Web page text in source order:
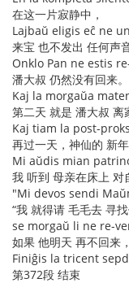
在这一片寂静中，
Lajbaŭ eligis eĉ ne
来宝 也不发出 任何声音
Onklo Pan ne estis
潘大叔 仍然没有回来。
Kaj la morgaŭa
第二天 就是 潘大叔 离
Kaj tiam la post-
再过一天，神仙的 新
Mi aŭdis mian
我 听到 母亲在床上 对
"Mi devos sendi
“我 就得请 毛毛去 寻找
se morgaŭ li ne re-
如果 他明天 再不回来，
Finiĝis la tricent
第372段 结束